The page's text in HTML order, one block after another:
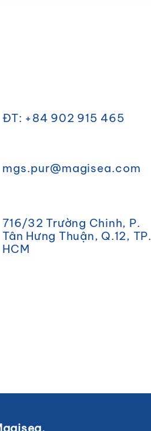
ĐT: +84 902 915 465
mgs.pur@magisea.com
716/32 Trường Chinh, P.
Tân Hưng Thuận, Q.12, TP.
HCM